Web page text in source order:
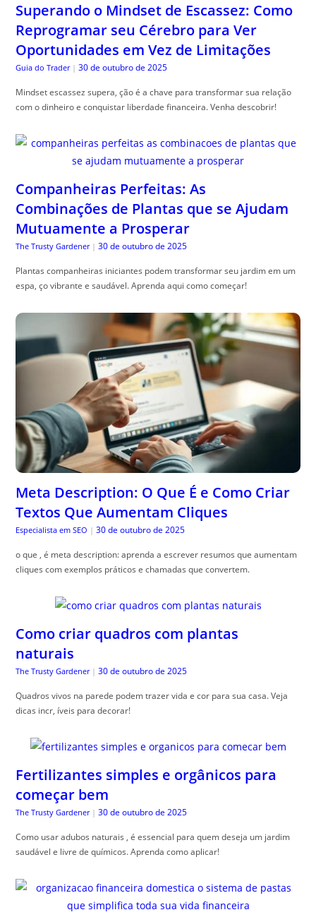
Superando o Mindset de Escassez: Como
Reprogramar seu Cérebro para Ver
Oportunidades em Vez de Limitações
Guia do Trader | 30 de outubro de 2025
Mindset escassez supera, ção é a chave para transformar sua relação
com o dinheiro e conquistar liberdade financeira. Venha descobrir!
Companheiras Perfeitas: As
Combinações de Plantas que se Ajudam
Mutuamente a Prosperar
The Trusty Gardener | 30 de outubro de 2025
Plantas companheiras iniciantes podem transformar seu jardim em um
espa, ço vibrante e saudável. Aprenda aqui como começar!
Meta Description: O Que É e Como Criar
Textos Que Aumentam Cliques
Especialista em SEO | 30 de outubro de 2025
o que , é meta description: aprenda a escrever resumos que aumentam
cliques com exemplos práticos e chamadas que convertem.
Como criar quadros com plantas
naturais
The Trusty Gardener | 30 de outubro de 2025
Quadros vivos na parede podem trazer vida e cor para sua casa. Veja
dicas incr, íveis para decorar!
Fertilizantes simples e orgânicos para
começar bem
The Trusty Gardener | 30 de outubro de 2025
Como usar adubos naturais , é essencial para quem deseja um jardim
saudável e livre de químicos. Aprenda como aplicar!